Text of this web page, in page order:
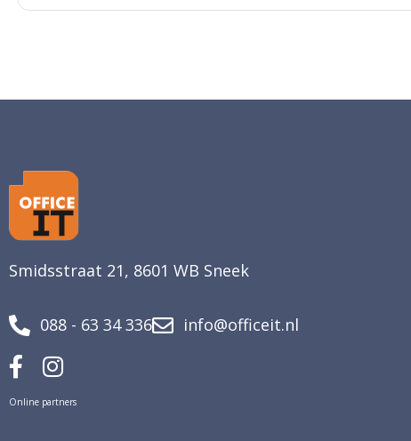
Smidsstraat 21, 8601 WB Sneek
088 - 63 34 336 info@officeit.nl
Online partners